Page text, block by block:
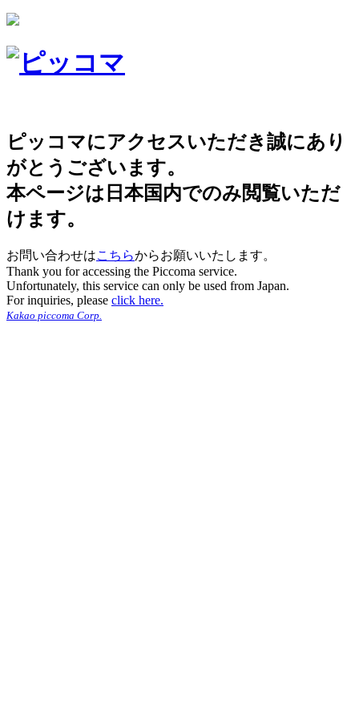
ピッコマにアクセスいただき誠にあり
がとうございます。
本ページは日本国内でのみ閲覧いただ
けます。
お問い合わせはこちらからお願いいたします。
Thank you for accessing the Piccoma service.
Unfortunately, this service can only be used from Japan.
For inquiries, please click here.
Kakao piccoma Corp.